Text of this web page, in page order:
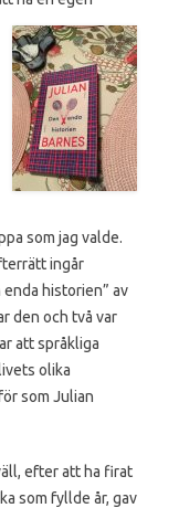
som jag valde.
ingår
historien” av
den och två var
att språkliga
olika
som Julian
efter att ha firat
som fyllde år, gav